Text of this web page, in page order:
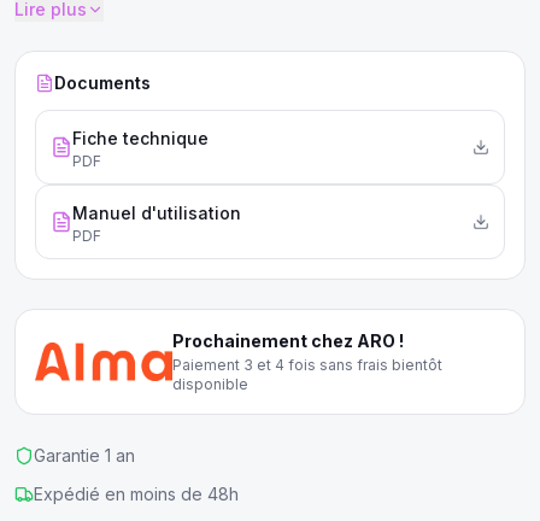
Lire plus
Documents
Fiche technique
PDF
Manuel d'utilisation
PDF
Prochainement chez ARO !
Paiement 3 et 4 fois sans frais bientôt
disponible
Garantie 1 an
Expédié en moins de 48h